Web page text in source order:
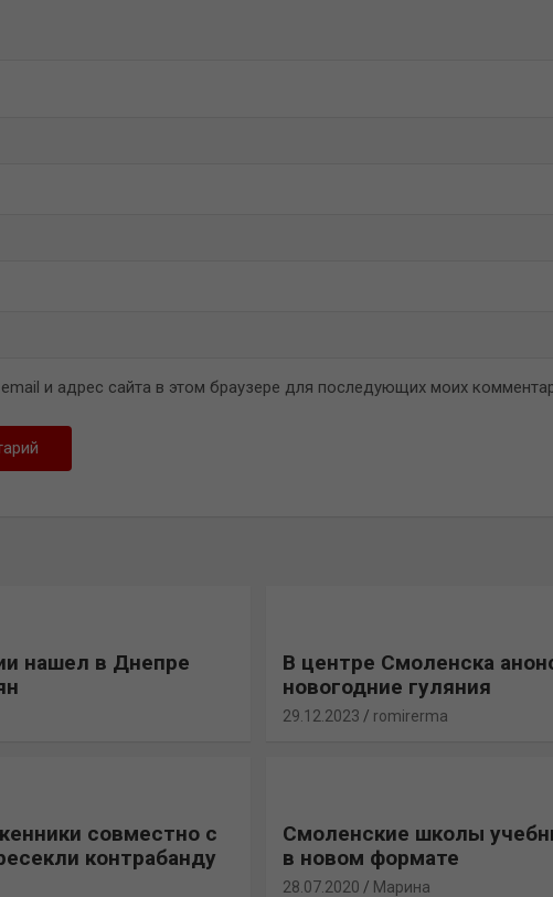
и адрес сайта в этом браузере для последующих моих
нашел в Днепре
В центре Смоленска
новогодние гуляния
29.12.2023 romirerma
совместно с
контрабанду
Смоленские школы
в новом формате
28.07.2020 Марина